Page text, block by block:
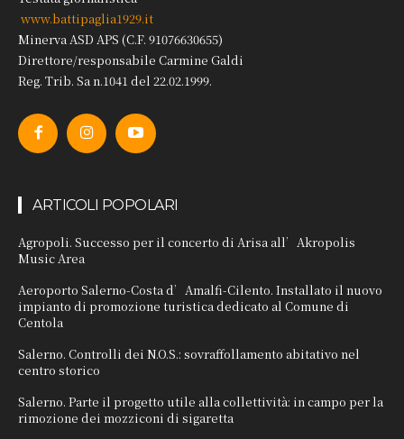
www.battipaglia1929.it
Minerva ASD APS (C.F. 91076630655)
Direttore/responsabile Carmine Galdi
Reg. Trib. Sa n.1041 del 22.02.1999.
ARTICOLI POPOLARI
Agropoli. Successo per il concerto di Arisa all’Akropolis
Music Area
Aeroporto Salerno-Costa d’Amalfi-Cilento. Installato il nuovo
impianto di promozione turistica dedicato al Comune di
Centola
Salerno. Controlli dei N.O.S.: sovraffollamento abitativo nel
centro storico
Salerno. Parte il progetto utile alla collettività: in campo per la
rimozione dei mozziconi di sigaretta